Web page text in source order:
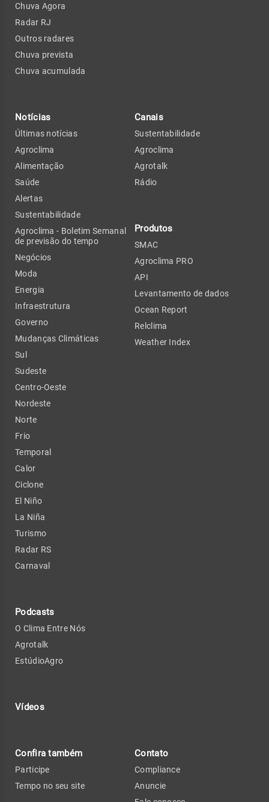
Chuva Agora
Radar RJ
Outros radares
Chuva prevista
Chuva acumulada
Notícias
Últimas notícias
Agroclima
Alimentação
Saúde
Alertas
Sustentabilidade
Agroclima - Boletim Semanal
de previsão do tempo
Negócios
Moda
Energia
Infraestrutura
Governo
Mudanças Climáticas
Sul
Sudeste
Centro-Oeste
Nordeste
Norte
Frio
Temporal
Calor
Ciclone
El Niño
La Niña
Turismo
Radar RS
Carnaval
Podcasts
O Clima Entre Nós
Agrotalk
EstúdioAgro
Vídeos
Canais
Sustentabilidade
Agroclima
Agrotalk
Rádio
Produtos
SMAC
Agroclima PRO
API
Levantamento de dados
Ocean Report
Relclima
Weather Index
Confira também
Participe
Tempo no seu site
Contato
Compliance
Anuncie